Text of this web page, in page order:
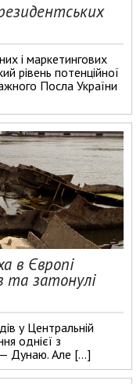
і маркетингових
рівень потенційної
Посла України
в Європі
та затонулі
у Центральній
однієї з
— Дунаю. Але […]